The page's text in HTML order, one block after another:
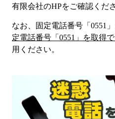
有限会社のHPをご確認くだ
なお、固定電話番号「 0551
定電話番号「 0551 」を取得
用ください。